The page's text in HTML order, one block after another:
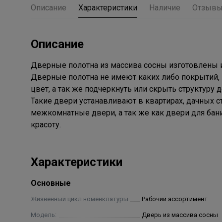
Описание Характеристики Наличие Отзывы
Описание
Дверные полотна из массива сосны
Дверные полотна не имеют каких либо
цвет, а так же подчеркнуть или скрыть
Такие двери устанавливают в квартирах, дачных
межкомнатные двери, а так же как двери для
красоту.
Характеристики
Основные
Жизненный цикл номенклатуры Рабочий ассортимент
Модель: Дверь из массива сосны